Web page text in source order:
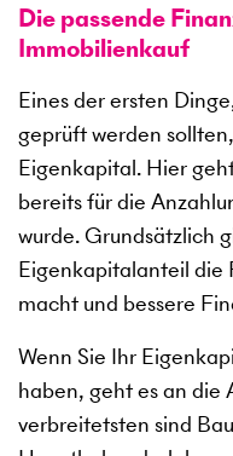
Die passende
Immobilienkauf
Eines der ersten
geprüft werden
Eigenkapital. Hier
bereits für die
wurde. Grundsätzlich
Eigenkapitalanteil die
macht und bessere
Wenn Sie Ihr
haben, geht es an die
verbreitetsten sind